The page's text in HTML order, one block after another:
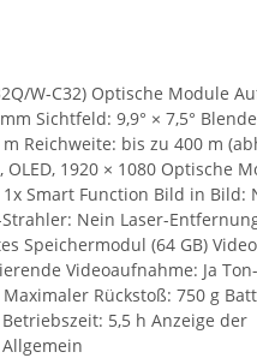
W-C32) Optische Module
Sichtfeld: 9,9° × 7,5°
Reichweite: bis zu 400 m
1920 × 1080 Optische
Smart Function Bild in Bild:
Nein Laser-
Speichermodul (64 GB)
Videoaufnahme: Ja
Rückstoß: 750 g
5,5 h Anzeige der